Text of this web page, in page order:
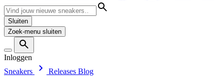
Sluiten
Zoek-menu sluiten
Inloggen
Sneakers
Releases Blog